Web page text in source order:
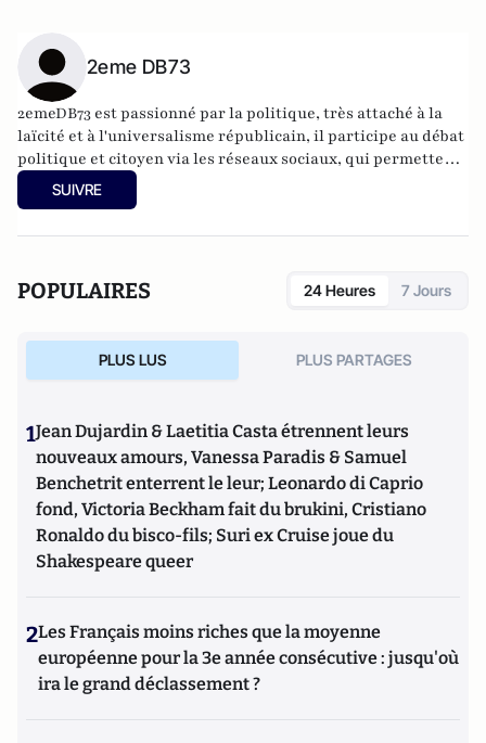
2eme DB73
2emeDB73 est passionné par la politique, très attaché à la
laïcité et à l'universalisme républicain, il participe au débat
politique et citoyen via les réseaux sociaux, qui permettent
de toucher un public très vaste et de sensibilités très
différentes. Il intervient avec On Vous Voit sur un angle
SUIVRE
POPULAIRES 24 Heures 7 Jours
PLUS LUS PLUS PARTAGES
1Jean Dujardin & Laetitia Casta étrennent leurs
nouveaux amours, Vanessa Paradis & Samuel
Benchetrit enterrent le leur; Leonardo di Caprio
fond, Victoria Beckham fait du brukini, Cristiano
Ronaldo du bisco-fils; Suri ex Cruise joue du
Shakespeare queer
2Les Français moins riches que la moyenne
européenne pour la 3e année consécutive : jusqu'où
ira le grand déclassement ?